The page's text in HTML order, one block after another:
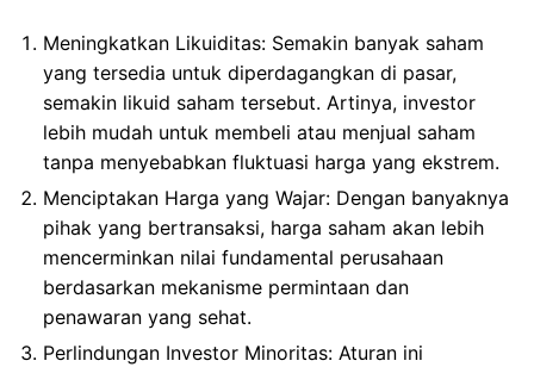
Meningkatkan Likuiditas: Semakin banyak saham
yang tersedia untuk diperdagangkan di pasar,
semakin likuid saham tersebut. Artinya, investor
lebih mudah untuk membeli atau menjual saham
tanpa menyebabkan fluktuasi harga yang ekstrem.
Menciptakan Harga yang Wajar: Dengan banyaknya
pihak yang bertransaksi, harga saham akan lebih
mencerminkan nilai fundamental perusahaan
berdasarkan mekanisme permintaan dan
penawaran yang sehat.
Perlindungan Investor Minoritas: Aturan ini